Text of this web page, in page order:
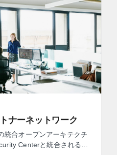
ナーネットワーク
統合オープンアーキテクチ
Centerと統合される、